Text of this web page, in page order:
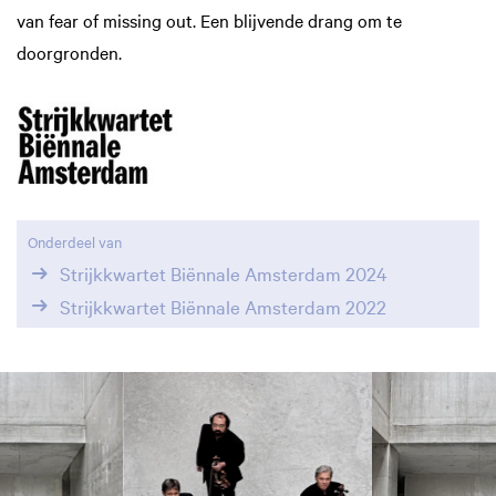
van fear of missing out. Een blijvende drang om te
doorgronden.
Onderdeel van
Strijkkwartet Biënnale Amsterdam 2024
Strijkkwartet Biënnale Amsterdam 2022